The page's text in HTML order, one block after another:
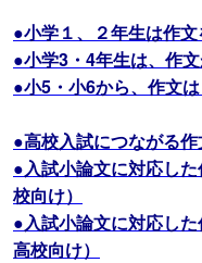
●小学１、２年生は作
●小学3・4年生は、作
●小5・小6から、作文
●高校入試につながる
●入試小論文に対応し
校向け）
●入試小論文に対応し
高校向け）